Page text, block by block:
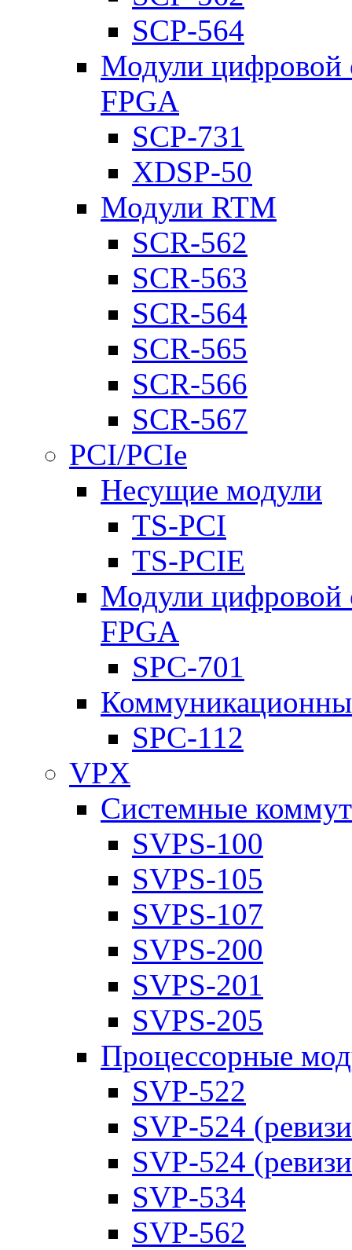
SCP-564
Модули цифровой
FPGA
SCP-731
XDSP-50
Модули RTM
SCR-562
SCR-563
SCR-564
SCR-565
SCR-566
SCR-567
PCI/PCIe
Несущие модули
TS-PCI
TS-PCIE
Модули цифровой
FPGA
SPC-701
SPC-112
VPX
Системные
SVPS-100
SVPS-105
SVPS-107
SVPS-200
SVPS-201
SVPS-205
Процессорные
SVP-522
SVP-524
SVP-524
SVP-534
SVP-562